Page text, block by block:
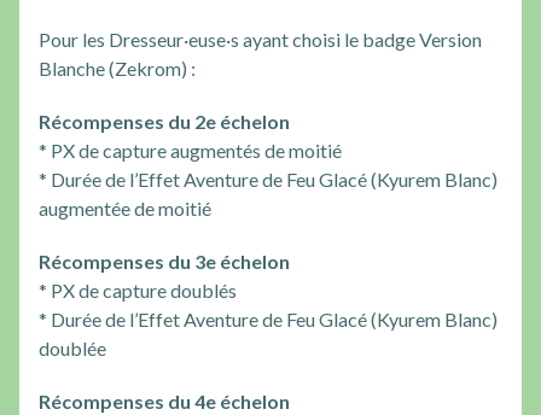
Pour les Dresseur·euse·s ayant choisi le badge Version
Blanche (Zekrom) :
Récompenses du 2e échelon
* PX de capture augmentés de moitié
* Durée de l’Effet Aventure de Feu Glacé (Kyurem Blanc)
augmentée de moitié
Récompenses du 3e échelon
* PX de capture doublés
* Durée de l’Effet Aventure de Feu Glacé (Kyurem Blanc)
doublée
Récompenses du 4e échelon